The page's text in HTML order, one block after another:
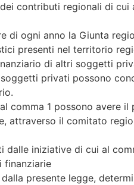
contributi regionali di
di ogni anno la Giunta
presenti nel territorio
di altri soggetti
privati possono
comma 1 possono avere il
attraverso il comitato
dalle iniziative di cui al
finanziarie
presente legge,